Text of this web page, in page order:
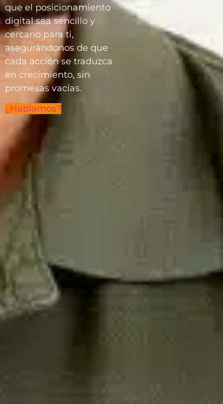
que el posicionamiento
digital sea sencillo y
cercano para ti,
asegurándonos de que
cada acción se traduzca
en crecimiento, sin
promesas vacías.
¿Hablamos?